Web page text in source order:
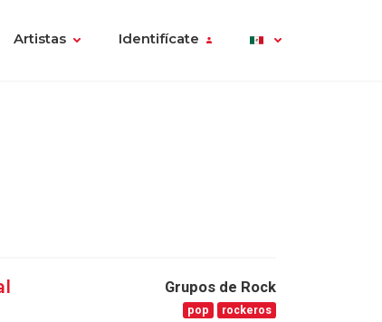
Artistas Identifícate
Grupos de Rock
pop rockeros